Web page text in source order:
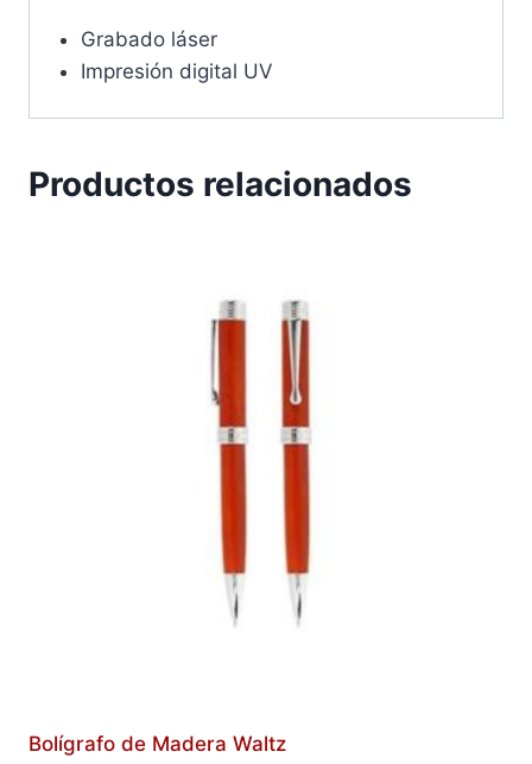
Grabado láser
Impresión digital UV
Productos relacionados
Bolígrafo de Madera Waltz